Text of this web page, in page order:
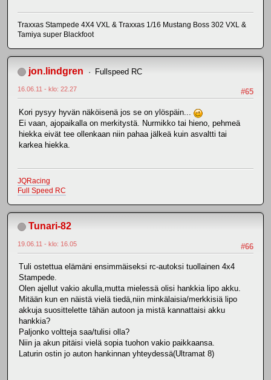
Traxxas Stampede 4X4 VXL & Traxxas 1/16 Mustang Boss 302 VXL &
Tamiya super Blackfoot
jon.lindgren Fullspeed RC
#65
16.06.11 - klo: 22.27
Kori pysyy hyvän näköisenä jos se on ylöspäin...
Ei vaan, ajopaikalla on merkitystä. Nurmikko tai hieno, pehmeä
hiekka eivät tee ollenkaan niin pahaa jälkeä kuin asvaltti tai
karkea hiekka.
JQRacing
Full Speed RC
Tunari-82
#66
19.06.11 - klo: 16.05
Tuli ostettua elämäni ensimmäiseksi rc-autoksi tuollainen 4x4
Stampede.
Olen ajellut vakio akulla,mutta mielessä olisi hankkia lipo akku.
Mitään kun en näistä vielä tiedä,niin minkälaisia/merkkisiä lipo
akkuja suosittelette tähän autoon ja mistä kannattaisi akku
hankkia?
Paljonko voltteja saa/tulisi olla?
Niin ja akun pitäisi vielä sopia tuohon vakio paikkaansa.
Laturin ostin jo auton hankinnan yhteydessä(Ultramat 8)